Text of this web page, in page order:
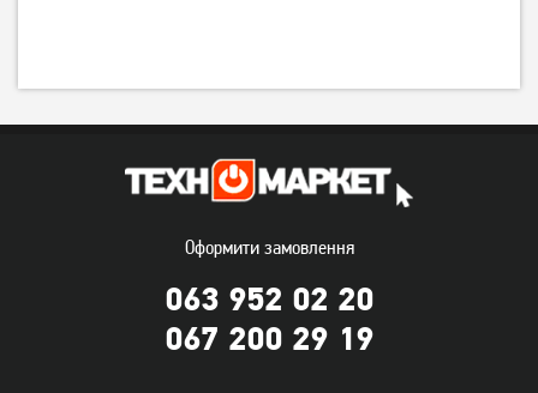
2 649грн 2 359грн
Оформити замовлення
063 952 02 20
067 200 29 19